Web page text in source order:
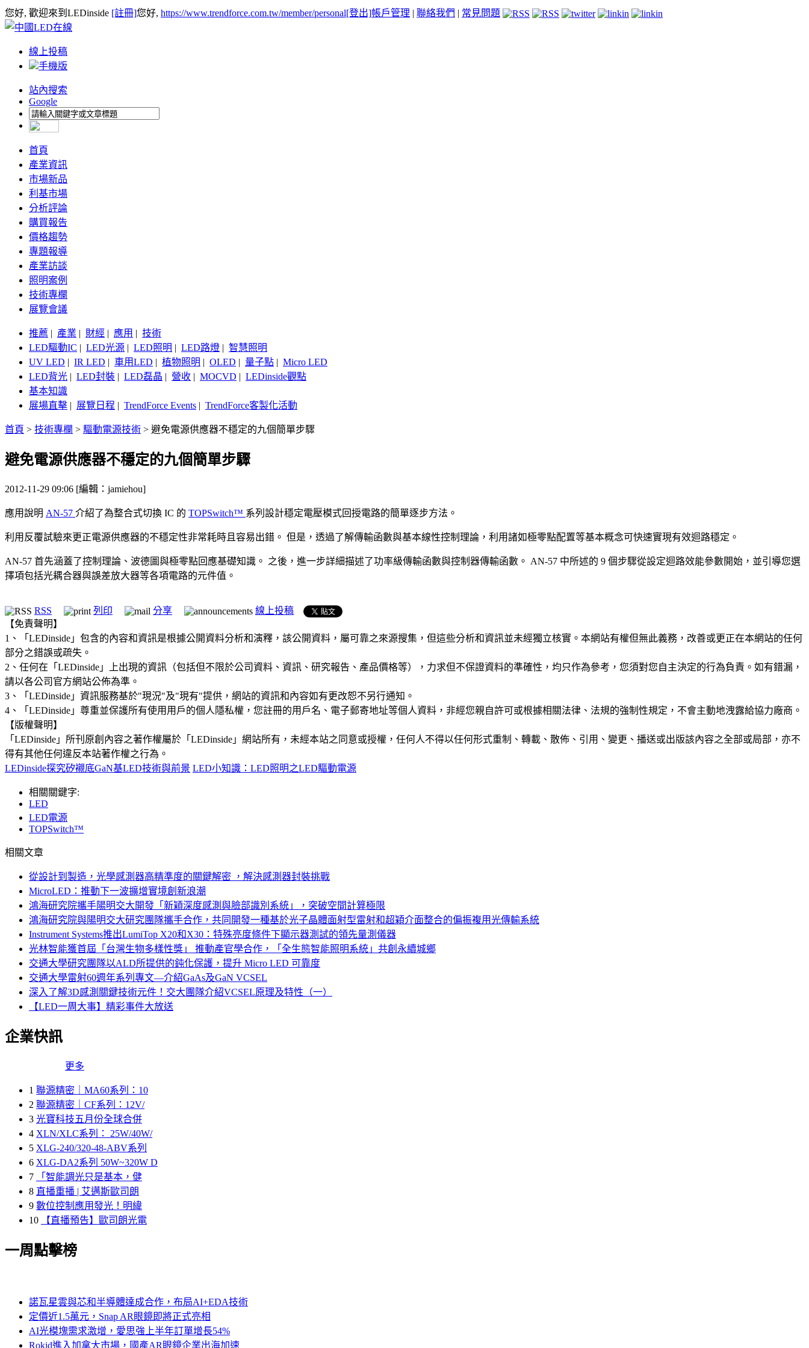
您好, 歡迎來到LEDinside [註冊]您好, https://www.trendforce.com.tw/member/personal[登出]帳戶管理 | 聯絡我們 | 常見問題
線上投稿
手機版
站內搜索
Google
首頁
產業資訊
市場新品
利基市場
分析評論
購買報告
價格趨勢
專題報導
產業訪談
照明案例
技術專欄
展覽會議
推薦 | 產業 | 財經 | 應用 | 技術
LED驅動IC | LED光源 | LED照明 | LED路燈 | 智慧照明
UV LED | IR LED | 車用LED | 植物照明 | OLED | 量子點 | Micro LED
LED背光 | LED封裝 | LED磊晶 | 營收 | MOCVD | LEDinside觀點
基本知識
展場直擊 | 展覽日程 | TrendForce Events | TrendForce客製化活動
首頁 > 技術專欄 > 驅動電源技術 > 避免電源供應器不穩定的九個簡單步驟
避免電源供應器不穩定的九個簡單步驟
2012-11-29 09:06 [編輯：jamiehou]
應用說明 AN-57 介紹了為整合式切換 IC 的 TOPSwitch™ 系列設計穩定電壓模式回授電路的簡單逐步方法。
利用反覆試驗來更正電源供應器的不穩定性非常耗時且容易出錯。 但是，透過了解傳輸函數與基本線性控制理論，利用諸如極零點配置等基本概念可快速實現有效迴路穩定。
AN-57 首先涵蓋了控制理論、波德圖與極零點回應基礎知識。 之後，進一步詳細描述了功率級傳輸函數與控制器傳輸函數。 AN-57 中所述的 9 個步驟從設定迴路效能參數開始，並引導您選
擇項包括光耦合器與誤差放大器等各項電路的元件值。
RSS 列印 分享
線上投稿
【免責聲明】
1、「LEDinside」包含的內容和資訊是根據公開資料分析和演釋，該公開資料，屬可靠之來源搜集，但這些分析和資訊並未經獨立核實。本網站有權但無此義務，改善或更正在本網站的任何
部分之錯誤或疏失。
2、任何在「LEDinside」上出現的資訊（包括但不限於公司資料、資訊、研究報告、產品價格等），力求但不保證資料的準確性，均只作為參考，您須對您自主決定的行為負責。如有錯漏，
請以各公司官方網站公佈為準。
3、「LEDinside」資訊服務基於"現況"及"現有"提供，網站的資訊和內容如有更改恕不另行通知。
4、「LEDinside」尊重並保護所有使用用戶的個人隱私權，您註冊的用戶名、電子郵寄地址等個人資料，非經您親自許可或根據相關法律、法規的強制性規定，不會主動地洩露給協力廠商。
【版權聲明】
「LEDinside」所刊原創內容之著作權屬於「LEDinside」網站所有，未經本站之同意或授權，任何人不得以任何形式重制、轉載、散佈、引用、變更、播送或出版該內容之全部或局部，亦不
得有其他任何違反本站著作權之行為。
LEDinside探究矽襯底GaN基LED技術與前景 LED小知識：LED照明之LED驅動電源
相關關鍵字:
LED
LED電源
TOPSwitch™
相關文章
從設計到製造，光學感測器高精準度的關鍵解密 ，解決感測器封裝挑戰
MicroLED：推動下一波擴增實境創新浪潮
鴻海研究院攜手陽明交大開發「新穎深度感測與臉部識別系統」，突破空間計算極限
鴻海研究院與陽明交大研究團隊攜手合作，共同開發一種基於光子晶體面射型雷射和超穎介面整合的偏振複用光傳輸系統
Instrument Systems推出LumiTop X20和X30：特殊亮度條件下顯示器測試的領先量測儀器
光林智能獲首屆「台灣生物多樣性獎」 推動產官學合作，「全生態智能照明系統」共創永續城鄉
交通大學研究團隊以ALD所提供的鈍化保護，提升 Micro LED 可靠度
交通大學雷射60週年系列專文—介紹GaAs及GaN VCSEL
深入了解3D感測關鍵技術元件！交大團隊介紹VCSEL原理及特性（一）
【LED一周大事】精彩事件大放送
企業快訊
更多
1 聯源精密｜MA60系列：10
2 聯源精密｜CF系列：12V/
3 光寶科技五月份全球合併
4 XLN/XLC系列： 25W/40W/
5 XLG-240/320-48-ABV系列
6 XLG-DA2系列 50W~320W D
7
「智能調光只是基本，健
8 直播重播 | 艾邁斯歐司朗
9 數位控制應用發光！明緯
10
【直播預告】歐司朗光電
一周點擊榜
諾瓦星雲與芯和半導體達成合作，布局AI+EDA技術
定價近1.5萬元，Snap AR眼鏡即將正式亮相
AI光模塊需求激增，愛思強上半年訂單增長54%
Rokid進入加拿大市場，國產AR眼鏡企業出海加速